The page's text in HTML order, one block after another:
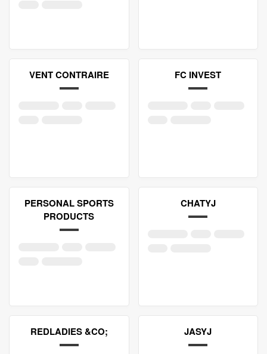
VENT CONTRAIRE FC INVEST
PERSONAL SPORTS
PRODUCTS
CHATYJ
REDLADIES &CO; JASYJ